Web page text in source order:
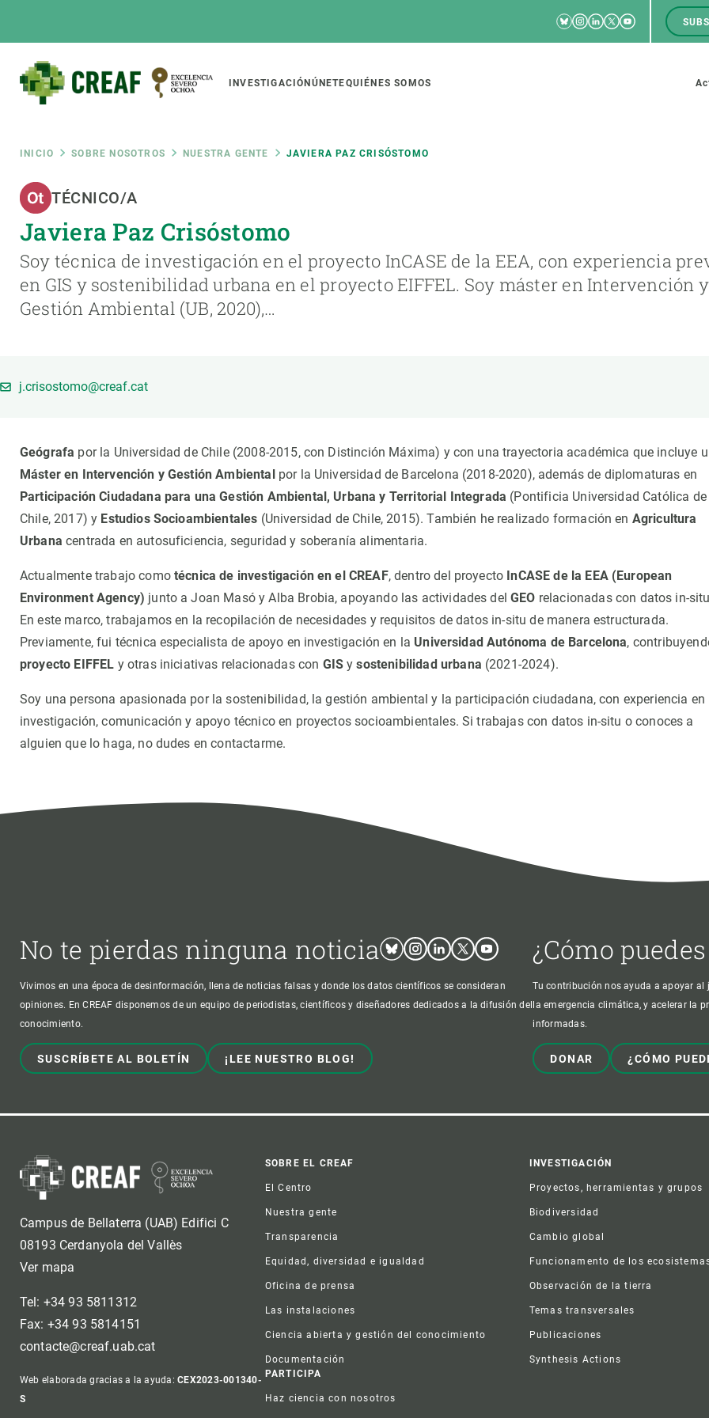
RRSS
Bluesky
Instagram
Linkedin
TwitterYoutube
Main
navigation
INVESTIGACIÓN ÚNETEQUIÉNES SOMOS
Ruta
de
navegación
INICIO SOBRE NOSOTROS NUESTRA GENTE JAVIERA PAZ CRISÓSTOMO
TÉCNICO/A
Javiera Paz Crisóstomo
Soy técnica de investigación en el proyecto InCASE de la EEA, con experiencia
en GIS y sostenibilidad urbana en el proyecto EIFFEL. Soy máster en Intervención y
Gestión Ambiental (UB, 2020),…
j.crisostomo@creaf.cat
Geógrafa por la Universidad de Chile (2008-2015, con Distinción Máxima) y con una trayectoria académica que incluye
Máster en Intervención y Gestión Ambientalpor la Universidad de Barcelona (2018-2020), además de diplomaturas en
Participación Ciudadana para una Gestión Ambiental, Urbana y Territorial Integrada (Pontificia Universidad Católica de
Chile, 2017) y Estudios Socioambientales (Universidad de Chile, 2015). También he realizado formación en Agricultura
Urbana centrada en autosuficiencia, seguridad y soberanía alimentaria.
Actualmente trabajo como técnica de investigación en el CREAF, dentro del proyecto InCASE de la EEA (European
Environment Agency) junto a Joan Masó y Alba Brobia, apoyando las actividades delGEO relacionadas con datos in-
En este marco, trabajamos en la recopilación de necesidades y requisitos de datos in-situ de manera estructurada.
Previamente, fui técnica especialista de apoyo en investigación en la Universidad Autónoma de Barcelona,
proyecto EIFFEL y otras iniciativas relacionadas con GISysostenibilidad urbana (2021-2024).
Soy una persona apasionada por la sostenibilidad, la gestión ambiental y la participación ciudadana, con experiencia en
investigación, comunicación y apoyo técnico en proyectos socioambientales. Si trabajas con datos in-situ o conoces a
alguien que lo haga, no dudes en contactarme.
No te pierdas ninguna noticiaBlueskyInstagram
LinkedinTwitterYoutube
Vivimos en una época de desinformación, llena de noticias falsas y donde los datos científicos se consideran
opiniones. En CREAF disponemos de un equipo de periodistas, científicos y diseñadores dedicados a la difusión del
conocimiento.
SUSCRÍBETE AL BOLETÍN ¡LEE NUESTRO BLOG!
¿Cómo
Tu contribución nos ayuda a apoyar
la emergencia climática, y acelerar la
informadas.
DONAR ¿CÓMO
Campus de Bellaterra (UAB) Edifici C
08193 Cerdanyola del Vallès
Ver mapa
Tel: +34 93 5811312
Fax: +34 93 5814151
contacte@creaf.uab.cat
Web elaborada gracias a la ayuda:CEX2023-001340-
S
Footer
SOBRE EL CREAF
El Centro
Nuestra gente
Transparencia
Equidad, diversidad e igualdad
Oficina de prensa
Las instalaciones
Ciencia abierta y gestión del conocimiento
Documentación
INVESTIGACIÓN
Proyectos, herramientas y grupos
Biodiversidad
Cambio global
Funcionamento de los
Observación de la tierra
Temas transversales
Publicaciones
Synthesis Actions
PARTICIPA
Haz ciencia con nosotros
Featured
responsive
INTRANET
Responsive
menu
SOBRE NOSOTROS
El Centro
Organización institucional
Transparencia
Instalaciones
Ciencia abierta y gestión del conocimiento
Directorio de investigación
Biodiversidad
Impacto
Soluciones
ÚNETE A
Bolsa de
Estrategia
NOTICIAS Y AGENDA
Agenda
Eventos anteriores
Actualidad
Noticias
Biodiversidad
Cambio global
Funcionamiento de los ecosistemas
Observación de la Tierra